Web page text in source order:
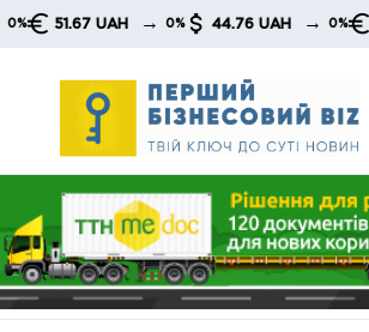
Skip
UAH → 0% 44.76 UAH → 0% 51.67 UAH